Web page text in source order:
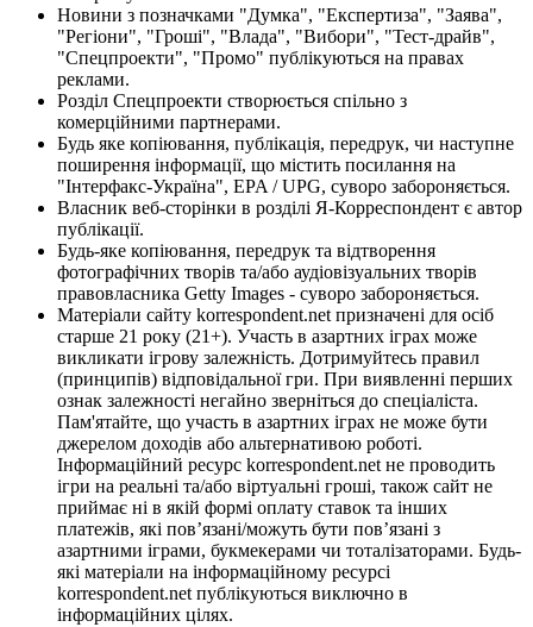
Новини з позначками "Думка", "Експертиза", "Заява",
"Регіони", "Гроші", "Влада", "Вибори", "Тест-драйв",
"Спецпроекти", "Промо" публікуються на правах
реклами.
Розділ Спецпроекти створюється спільно з
комерційними партнерами.
Будь яке копіювання, публікація, передрук, чи наступне
поширення інформації, що містить посилання на
"Інтерфакс-Україна", EPA / UPG, суворо забороняється.
Власник веб-сторінки в розділі Я-Корреспондент є автор
публікації.
Будь-яке копіювання, передрук та відтворення
фотографічних творів та/або аудіовізуальних творів
правовласника Getty Images - суворо забороняється.
Матеріали сайту korrespondent.net призначені для осіб
старше 21 року (21+). Участь в азартних іграх може
викликати ігрову залежність. Дотримуйтесь правил
(принципів) відповідальної гри. При виявленні перших
ознак залежності негайно зверніться до спеціаліста.
Пам'ятайте, що участь в азартних іграх не може бути
джерелом доходів або альтернативою роботі.
Інформаційний ресурс korrespondent.net не проводить
ігри на реальні та/або віртуальні гроші, також сайт не
приймає ні в якій формі оплату ставок та інших
платежів, які пов’язані/можуть бути пов’язані з
азартними іграми, букмекерами чи тоталізаторами. Будь-
які матеріали на інформаційному ресурсі
korrespondent.net публікуються виключно в
інформаційних цілях.